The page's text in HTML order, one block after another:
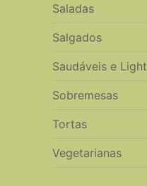
Saladas
Salgados
Saudáveis e Light
Sobremesas
Tortas
Vegetarianas